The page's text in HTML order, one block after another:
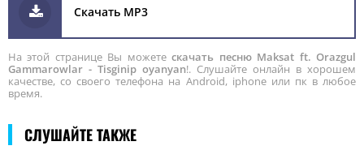
Скачать MP3
На этой странице Вы можетескачать песню Maksat ft. Orazgul
Gammarowlar - Tisginip oyanyan!. Слушайте онлайн в хорошем
качестве, со своего телефона на Android, iphone или пк в любое
время.
СЛУШАЙТЕ ТАКЖЕ